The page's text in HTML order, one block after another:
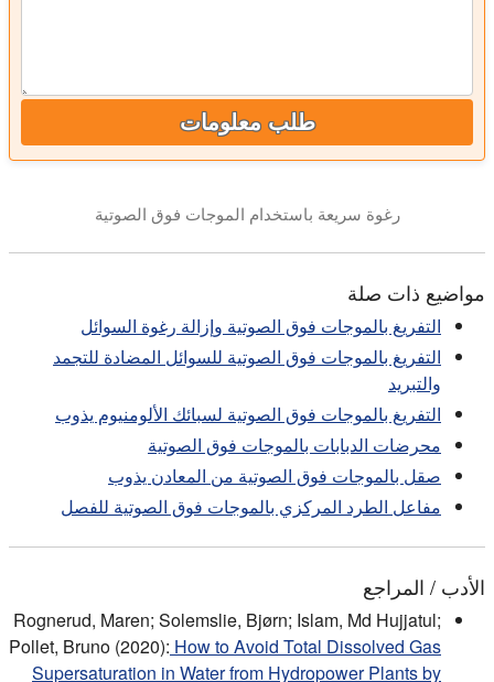
طلب معلومات
رغوة سريعة باستخدام الموجات فوق الصوتية
مواضيع ذات صلة
التفريغ بالموجات فوق الصوتية وإزالة رغوة السوائل
التفريغ بالموجات فوق الصوتية للسوائل المضادة للتجمد
والتبريد
التفريغ بالموجات فوق الصوتية لسبائك الألومنيوم يذوب
محرضات الدبابات بالموجات فوق الصوتية
صقل بالموجات فوق الصوتية من المعادن يذوب
مفاعل الطرد المركزي بالموجات فوق الصوتية للفصل
الأدب / المراجع
Rognerud, Maren; Solemslie, Bjørn; Islam, Md Hujjatul;
Pollet, Bruno (2020): How to Avoid Total Dissolved Gas
Supersaturation in Water from Hydropower Plants by